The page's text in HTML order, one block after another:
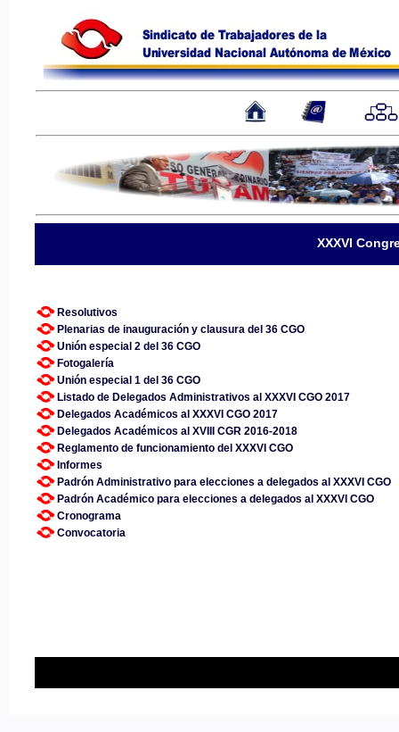
XXXVI
Resolutivos
Plenarias de inauguración y clausura del 36 CGO
Unión especial 2 del 36 CGO
Fotogalería
Unión especial 1 del 36 CGO
Listado de Delegados Administrativos al XXXVI CGO 2017
Delegados Académicos al XXXVI CGO 2017
Delegados Académicos al XVIII CGR 2016-2018
Reglamento de funcionamiento del XXXVI CGO
Informes
Padrón Administrativo para elecciones a delegados al XXXVI CGO
Padrón Académico para elecciones a delegados al XXXVI CGO
Cronograma
Convocatoria